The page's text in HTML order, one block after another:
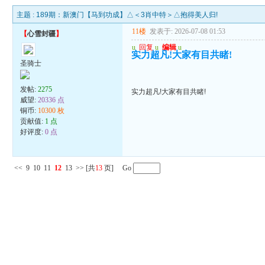
主题 : 189期：新澳门【马到功成】△＜3肖中特＞△抱得美人归!
【心雪封疆】
圣骑士
发帖:2275
威望:20336 点
铜币: 10300 枚
贡献值: 1 点
好评度:0 点
11楼 发表于: 2026-07-08 01:53
u 回复 u 编辑 u
实力超凡!大家有目共睹!
实力超凡!大家有目共睹!
<< 9 10 11 12 13 >> [共13 页] Go